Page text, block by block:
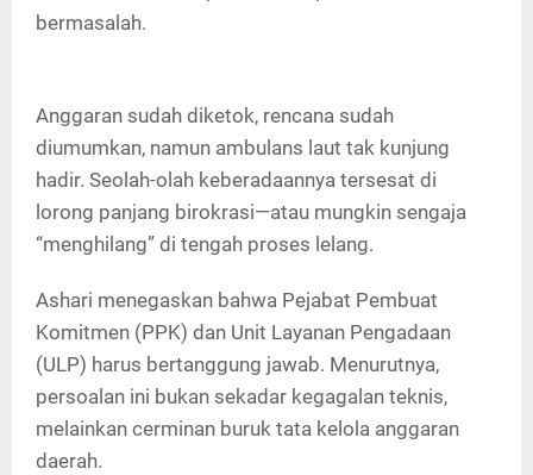
bermasalah.
Anggaran sudah diketok, rencana sudah
diumumkan, namun ambulans laut tak kunjung
hadir. Seolah-olah keberadaannya tersesat di
lorong panjang birokrasi—atau mungkin sengaja
“menghilang” di tengah proses lelang.
Ashari menegaskan bahwa Pejabat Pembuat
Komitmen (PPK) dan Unit Layanan Pengadaan
(ULP) harus bertanggung jawab. Menurutnya,
persoalan ini bukan sekadar kegagalan teknis,
melainkan cerminan buruk tata kelola anggaran
daerah.